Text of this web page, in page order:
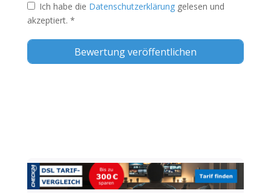
Ich habe die Datenschutzerklärung gelesen und
akzeptiert. *